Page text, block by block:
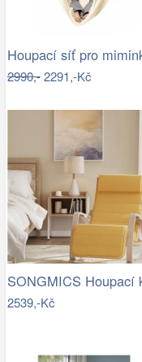
2990,-2291,-Kč
2539,-Kč